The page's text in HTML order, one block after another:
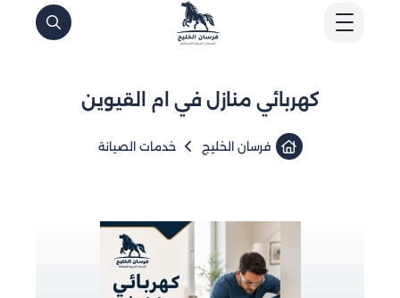
كهربائي منازل في ام القيوين
فرسان الخليج خدمات الصيانة